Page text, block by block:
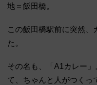
地＝飯田橋。
この飯田橋駅前に突然、
た。
その名も、「A1カレー」
て、ちゃんと人がつくっ